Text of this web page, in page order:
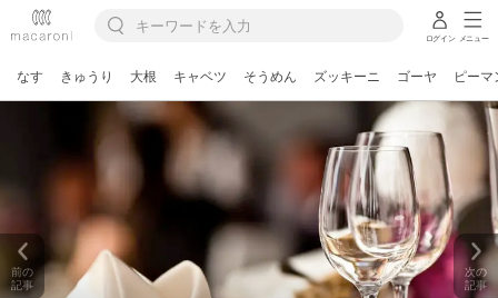
ログイン メニュー
なす きゅうり 大根 キャベツ そうめん ズッキーニ ゴーヤ ピーマ
前の
記事
次の
記事